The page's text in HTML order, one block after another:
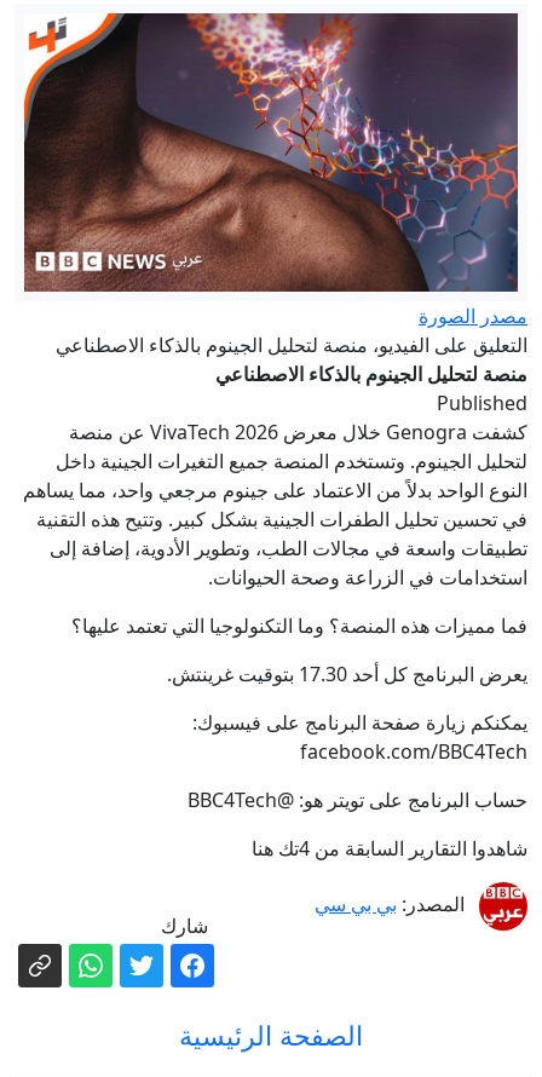
لـ"ناتو إسلامي"؟
الدفاع الروسية: تحرير بلدتين في دونيتسك
كشك تصوير في نيويورك.. هل تقود هذه
الصور غرباء إلى الحب؟
سوريا تعلن التوصل إلى مذكرة تفاهم مع
روسيا بشأن المواقع العسكرية في حميميم
وطرطوس
إيران مباشر.. خامنئي يلتقي بزشكيان
وعراقجي يتحدث عن تبادل رسائل مع
واشنطن
إعلام إيراني: نشر صور للمرشد الأعلى
مصدر الصورة
التعليق على الفيديو، منصة لتحليل الجينوم بالذكاء الاصطناعي
منصة لتحليل الجينوم بالذكاء الاصطناعي
Published
كشفت Genogra خلال معرض VivaTech 2026 عن منصة
لتحليل الجينوم. وتستخدم المنصة جميع التغيرات الجينية داخل
النوع الواحد بدلاً من الاعتماد على جينوم مرجعي واحد، مما يساهم
في تحسين تحليل الطفرات الجينية بشكل كبير. وتتيح هذه التقنية
تطبيقات واسعة في مجالات الطب، وتطوير الأدوية، إضافة إلى
استخدامات في الزراعة وصحة الحيوانات.
فما مميزات هذه المنصة؟ وما التكنولوجيا التي تعتمد عليها؟
يعرض البرنامج كل أحد 17.30 بتوقيت غرينتش.
يمكنكم زيارة صفحة البرنامج على فيسبوك:
facebook.com/BBC4Tech
حساب البرنامج على تويتر هو: @BBC4Tech
شاهدوا التقارير السابقة من 4تك هنا
المصدر: بي بي سي
شارك
الصفحة الرئيسية